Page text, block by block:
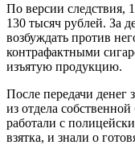
По версии следствия,
130 тысяч рублей. За
возбуждать против
контрафактными
изъятую продукцию.
После передачи
из отдела
работали с
взятка, и знали о